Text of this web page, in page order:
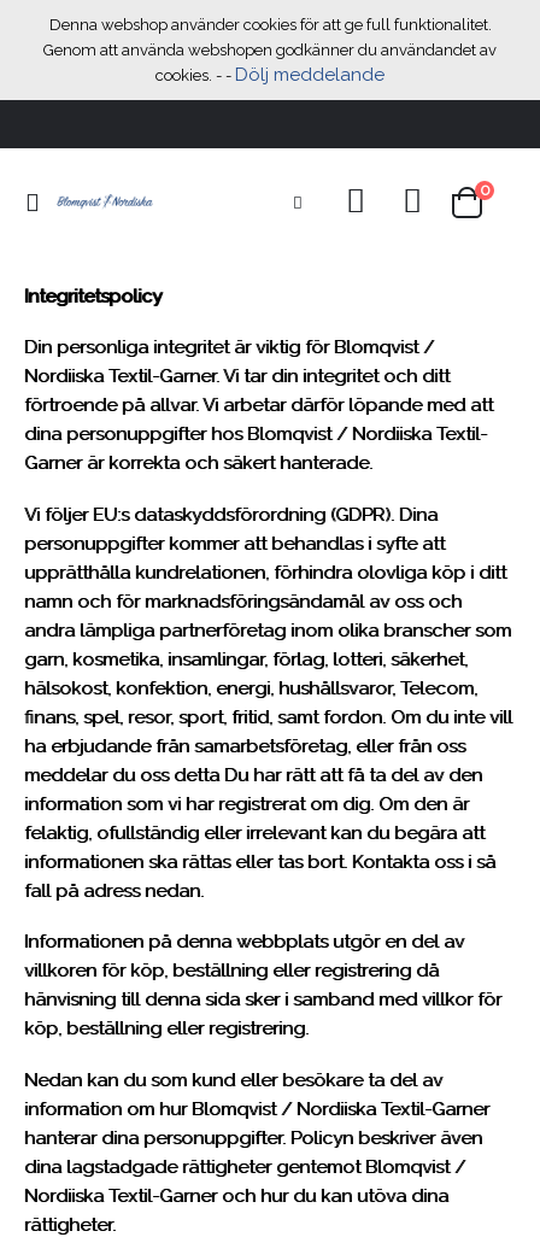
Denna webshop använder cookies för att ge full funktionalitet.
Genom att använda webshopen godkänner du användandet av
cookies. - - Dölj meddelande
Växla
Cart
0
Integritetspolicy
Din personliga integritet är viktig för Blomqvist /
Nordiiska Textil-Garner. Vi tar din integritet och ditt
förtroende på allvar. Vi arbetar därför löpande med att
dina personuppgifter hos Blomqvist / Nordiiska Textil-
Garner är korrekta och säkert hanterade.
Vi följer EU:s dataskyddsförordning (GDPR). Dina
personuppgifter kommer att behandlas i syfte att
upprätthålla kundrelationen, förhindra olovliga köp i ditt
namn och för marknadsföringsändamål av oss och
andra lämpliga partnerföretag inom olika branscher som
garn, kosmetika, insamlingar, förlag, lotteri, säkerhet,
hälsokost, konfektion, energi, hushållsvaror, Telecom,
finans, spel, resor, sport, fritid, samt fordon. Om du inte vill
ha erbjudande från samarbetsföretag, eller från oss
meddelar du oss detta Du har rätt att få ta del av den
information som vi har registrerat om dig. Om den är
felaktig, ofullständig eller irrelevant kan du begära att
informationen ska rättas eller tas bort. Kontakta oss i så
fall på adress nedan.
Informationen på denna webbplats utgör en del av
villkoren för köp, beställning eller registrering då
hänvisning till denna sida sker i samband med villkor för
köp, beställning eller registrering.
Nedan kan du som kund eller besökare ta del av
information om hur Blomqvist / Nordiiska Textil-Garner
hanterar dina personuppgifter. Policyn beskriver även
dina lagstadgade rättigheter gentemot Blomqvist /
Nordiiska Textil-Garner och hur du kan utöva dina
rättigheter.